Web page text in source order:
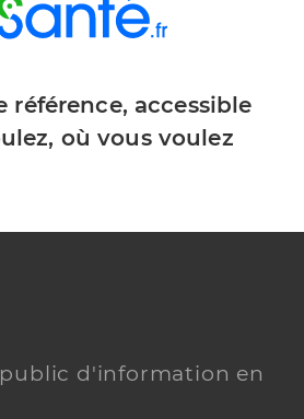
référence, accessible
où vous voulez
public d'information en